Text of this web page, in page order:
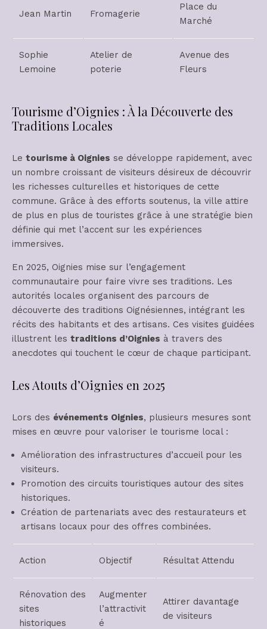
Jean Martin Fromagerie
Place du
Marché
Sophie
Lemoine
Atelier de
poterie
Avenue des
Fleurs
Tourisme d’Oignies : À la Découverte des
Traditions Locales
Le tourisme à Oignies se développe rapidement, avec
un nombre croissant de visiteurs désireux de découvrir
les richesses culturelles et historiques de cette
commune. Grâce à des efforts soutenus, la ville attire
de plus en plus de touristes grâce à une stratégie bien
définie qui met l’accent sur les expériences
immersives.
En 2025, Oignies mise sur l’engagement
communautaire pour faire vivre ses traditions. Les
autorités locales organisent des parcours de
découverte des traditions Oignésiennes, intégrant les
récits des habitants et des artisans. Ces visites guidées
illustrent les traditions d’Oignies à travers des
anecdotes qui touchent le cœur de chaque participant.
Les Atouts d’Oignies en 2025
Lors des événements Oignies, plusieurs mesures sont
mises en œuvre pour valoriser le tourisme local :
Amélioration des infrastructures d’accueil pour les
visiteurs.
Promotion des circuits touristiques autour des sites
historiques.
Création de partenariats avec des restaurateurs et
artisans locaux pour des offres combinées.
Action Objectif Résultat Attendu
Rénovation des
sites
historiques
Augmenter
l’attractivit
é
Attirer davantage
de visiteurs